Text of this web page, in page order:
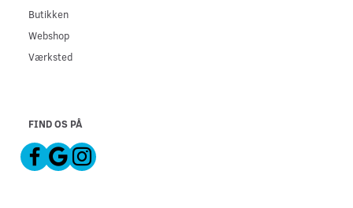
Butikken
Webshop
Værksted
FIND OS PÅ